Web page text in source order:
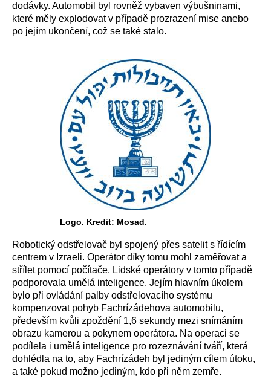
dodávky. Automobil byl rovněž vybaven výbušninami,
které měly explodovat v případě prozrazení mise anebo
po jejím ukončení, což se také stalo.
Logo. Kredit: Mosad.
Robotický odstřelovač byl spojený přes satelit s řídícím
centrem v Izraeli. Operátor díky tomu mohl zaměřovat a
střílet pomocí počítače. Lidské operátory v tomto případě
podporovala umělá inteligence. Jejím hlavním úkolem
bylo při ovládání palby odstřelovacího systému
kompenzovat pohyb Fachrízádehova automobilu,
především kvůli zpoždění 1,6 sekundy mezi snímáním
obrazu kamerou a pokynem operátora. Na operaci se
podílela i umělá inteligence pro rozeznávání tváří, která
dohlédla na to, aby Fachrízádeh byl jediným cílem útoku,
a také pokud možno jediným, kdo při něm zemře.